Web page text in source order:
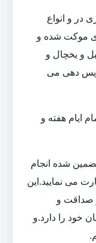
در و انواع
موکت شده و
و یخچال و
دهی می
ایام هفته و
شده انجام
می نمایید.این
صداقت و
خود را دارد.و